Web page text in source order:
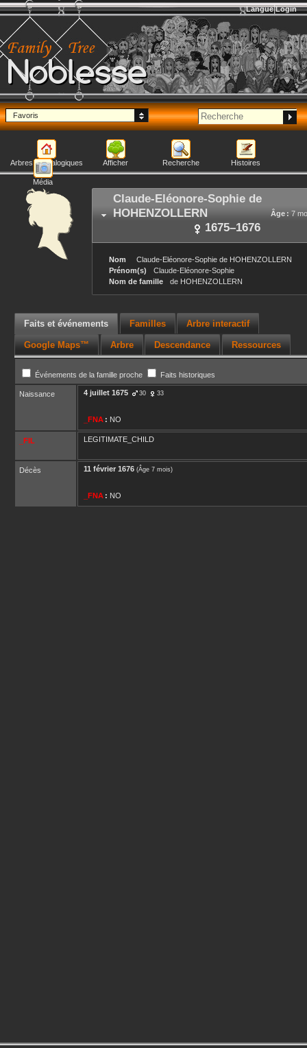
Noblesse
Langue Login
Favoris
Arbres généalogiques Afficher Recherche Histoires
Média
Claude-Eléonore-Sophie de
HOHENZOLLERN
Âge : 7
1675–1676
Nom Claude-Eléonore-Sophie de HOHENZOLLERN
Prénom(s)
Claude-Eléonore-Sophie
Nom de famille
de HOHENZOLLERN
Faits et événements Familles Arbre interactif
Google Maps™ Arbre Descendance Ressources
Événements de la famille proche Faits historiques
Naissance 4 juillet 1675 30 33
_FNA : NO
_FIL LEGITIMATE_CHILD
Décès 11 février 1676 (Âge 7 mois)
_FNA : NO